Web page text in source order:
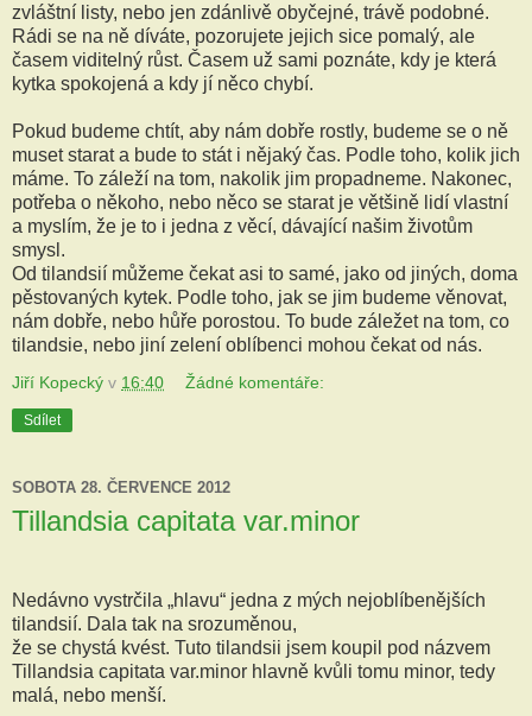
zvláštní listy, nebo jen zdánlivě obyčejné, trávě podobné.
Rádi se na ně díváte, pozorujete jejich sice pomalý, ale
časem viditelný růst. Časem už sami poznáte, kdy je která
kytka spokojená a kdy jí něco chybí.
Pokud budeme chtít, aby nám dobře rostly, budeme se o ně
muset starat a bude to stát i nějaký čas. Podle toho, kolik jich
máme. To záleží na tom, nakolik jim propadneme. Nakonec,
potřeba o někoho, nebo něco se starat je většině lidí vlastní
a myslím, že je to i jedna z věcí, dávající našim životům
smysl.
Od tilandsií můžeme čekat asi to samé, jako od jiných, doma
pěstovaných kytek. Podle toho, jak se jim budeme věnovat,
nám dobře, nebo hůře porostou. To bude záležet na tom, co
tilandsie, nebo jiní zelení oblíbenci mohou čekat od nás.
Jiří Kopecký v 16:40 Žádné komentáře:
Sdílet
SOBOTA 28. ČERVENCE 2012
Tillandsia capitata var.minor
Nedávno vystrčila „hlavu“ jedna z mých nejoblíbenějších
tilandsií. Dala tak na srozuměnou,
že se chystá kvést. Tuto tilandsii jsem koupil pod názvem
Tillandsia capitata var.minor hlavně kvůli tomu minor, tedy
malá, nebo menší.